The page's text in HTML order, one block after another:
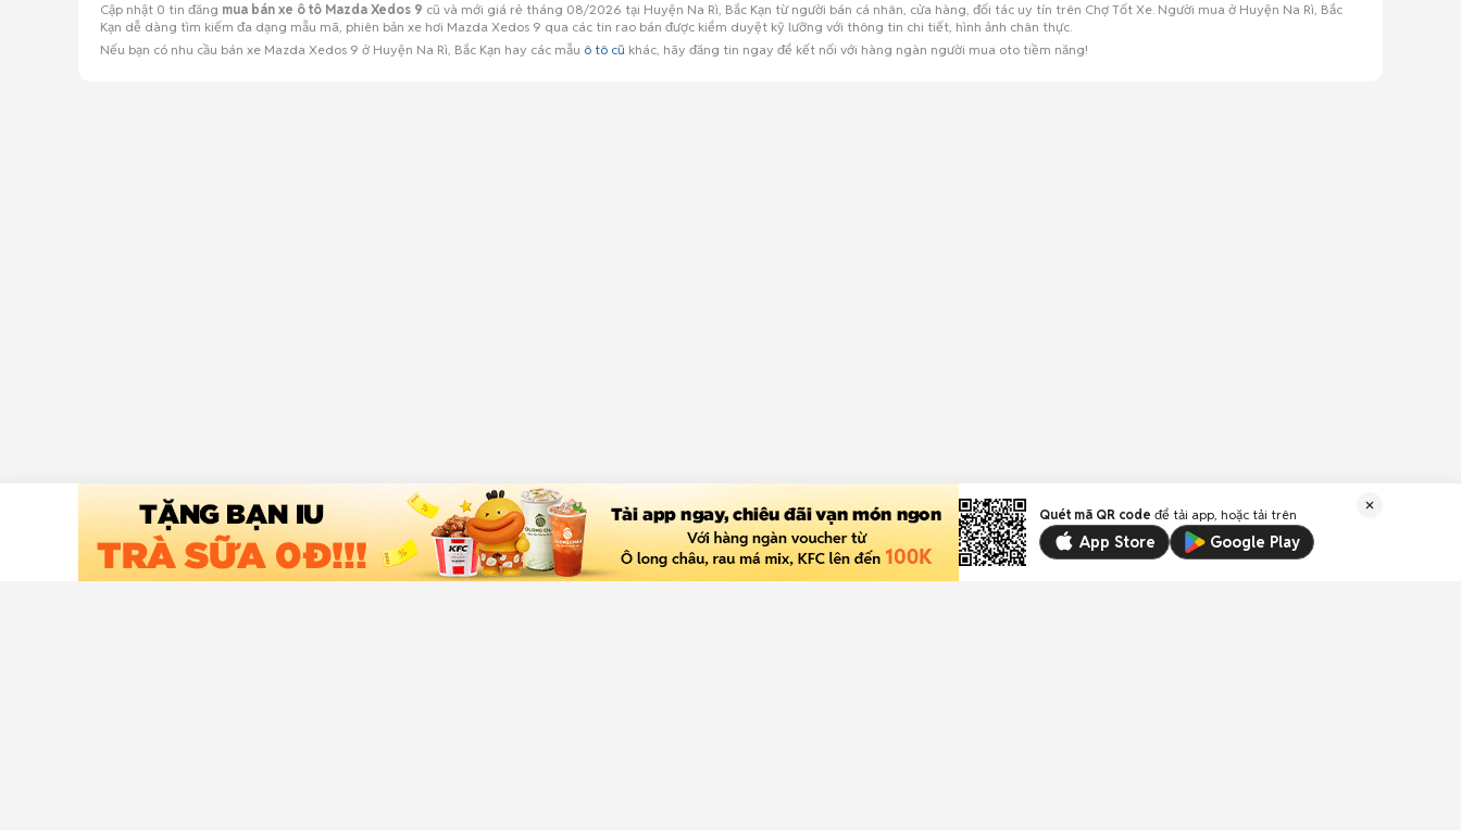
Cập nhật 0 tin đăng mua bán xe ô tô Mazda Xedos 9 cũ và mới giá rẻ tháng 08/2026 tại Huyện Na Rì, Bắc Kạn từ người bán cá nhân, cửa hàng, đối tác uy tín trên Chợ Tốt Xe. Người mua ở Huyện Na Rì, Bắc
Kạn dễ dàng tìm kiếm đa dạng mẫu mã, phiên bản xe hơi Mazda Xedos 9 qua các tin rao bán được kiểm duyệt kỹ lưỡng với thông tin chi tiết, hình ảnh chân thực.
Nếu bạn có nhu cầu bán xe Mazda Xedos 9 ở Huyện Na Rì, Bắc Kạn hay các mẫu ô tô cũ khác, hãy đăng tin ngay để kết nối với hàng ngàn người mua oto tiềm năng!
Quét mã QR code để tải app, hoặc tải trên
App Store Google Play